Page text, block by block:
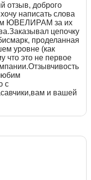
отзыв, доброго
написать слова
ЮВЕЛИРАМ за их
цепочку
проделанная
уровне (как
что это не первое
с
и вашей